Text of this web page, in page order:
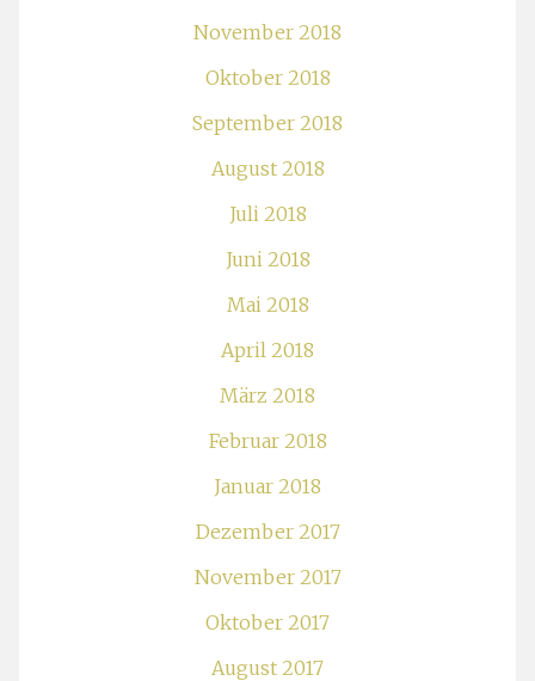
November 2018
Oktober 2018
September 2018
August 2018
Juli 2018
Juni 2018
Mai 2018
April 2018
März 2018
Februar 2018
Januar 2018
Dezember 2017
November 2017
Oktober 2017
August 2017